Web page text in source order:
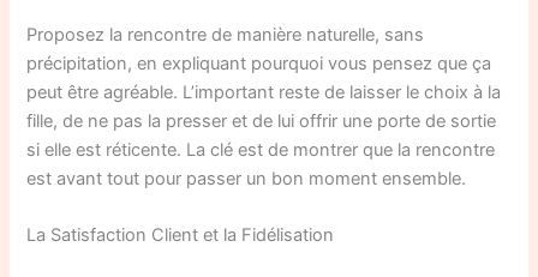
Proposez la rencontre de manière naturelle, sans
précipitation, en expliquant pourquoi vous pensez que ça
peut être agréable. L’important reste de laisser le choix à la
fille, de ne pas la presser et de lui offrir une porte de sortie
si elle est réticente. La clé est de montrer que la rencontre
est avant tout pour passer un bon moment ensemble.
La Satisfaction Client et la Fidélisation